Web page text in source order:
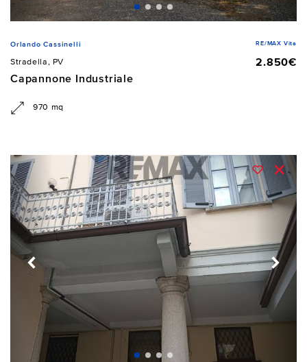
Orlando Cassinelli RE/MAX Vita
Stradella, PV
2.850€
Capannone Industriale
970 mq